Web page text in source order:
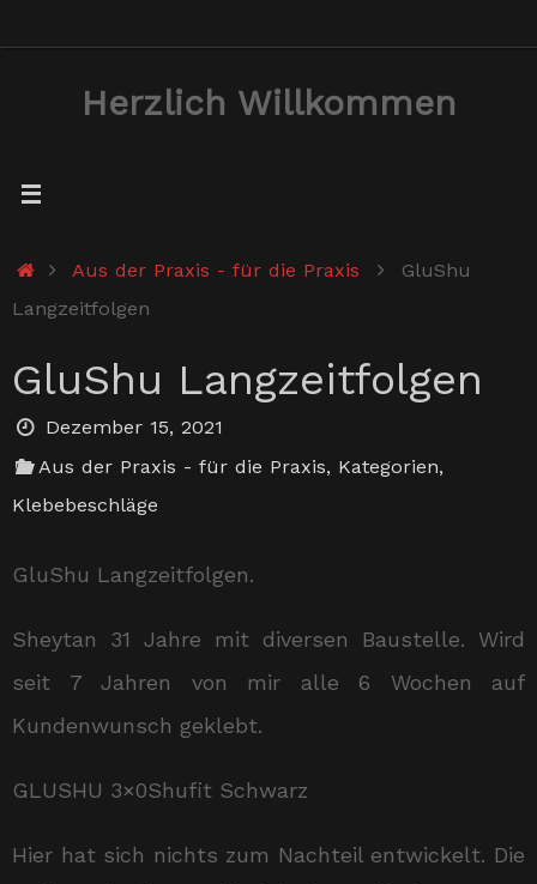
Herzlich Willkommen
StartAus der Praxis - für die Praxis
GluShu
Langzeitfolgen
GluShu Langzeitfolgen
Dezember 15, 2021
Aus der Praxis - für die Praxis, Kategorien,
Klebebeschläge
GluShu Langzeitfolgen.
Sheytan 31 Jahre mit diversen Baustelle. Wird
seit 7 Jahren von mir alle 6 Wochen auf
Kundenwunsch geklebt.
GLUSHU 3×0Shufit Schwarz
Hier hat sich nichts zum Nachteil entwickelt. Die